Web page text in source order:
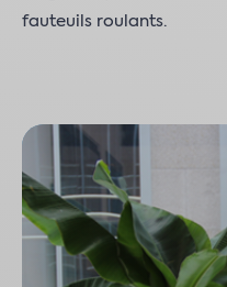
fauteuils roulants.